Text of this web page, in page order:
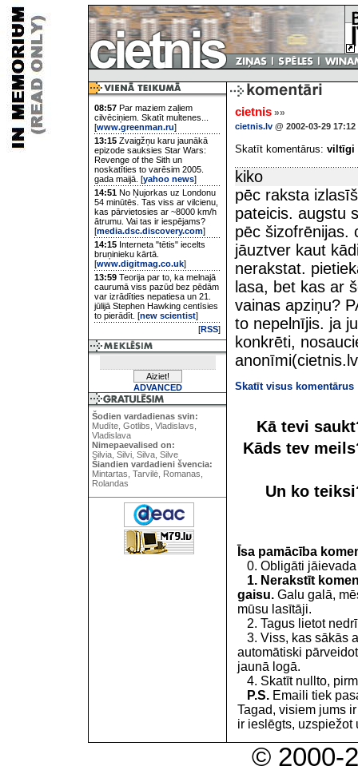
08:57 Par maziem zaļiem
cilvēciņiem. Skatīt multenes...
[www.greenman.ru]
13:15 Zvaigžņu karu jaunākā
epizode sauksies Star Wars:
Revenge of the Sith un
noskatīties to varēsim 2005.
gada maijā. [yahoo news]
14:51 No Ņujorkas uz Londonu
54 minūtēs. Tas viss ar vilcienu,
kas pārvietosies ar ~8000 km/h
ātrumu. Vai tas ir iespējams?
[media.dsc.discovery.com]
14:15 Interneta "tētis" iecelts
bruņinieku kārtā.
[www.digitmag.co.uk]
13:59 Teorija par to, ka melnajā
caurumā viss pazūd bez pēdām
var izrādīties nepatiesa un 21.
jūlijā Stephen Hawking centīsies
to pierādīt. [new scientist]
[RSS]
ADVANCED
Šodien vardadienas svin:
Mudīte, Gotlibs, Vladislavs,
Vladislava
Nimepaevalised on:
Silvia, Silvi, Silva, Silve
Šiandien vardadieni švencia:
Mintartas, Tarvilė, Romanas,
Rolandas
cietnis »»
cietnis.lv @ 2002-03-29 17:12
Skatīt komentārus: viltīgi
kiko
pēc raksta
pateicis. augstu
pēc šizofrēnijas.
jāuztver kaut
nerakstat.
lasa, bet kas ar
vainas apziņu?
to nepelnījis. ja
konkrēti,
Skatīt visus komentārus
Kā tevi
Kāds tev
Un ko
Īsa pamācība
0. Obligāti jāievada
1. Nerakstīt
gaisu. Galu galā,
mūsu lasītāji.
2. Tagus lietot
3. Viss, kas sākās
automātiski
jaunā logā.
4. Skatīt nullto,
P.S. Emaili tiek
Tagad, visiem jums
ir ieslēgts, uzspiežot
© 2000-